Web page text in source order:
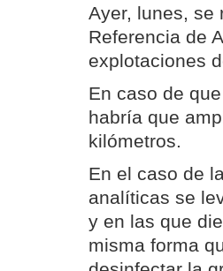
Ayer, lunes, se
Referencia de
explotaciones
En caso de
habría que
kilómetros.
En el caso de
analíticas se
y en las que
misma forma